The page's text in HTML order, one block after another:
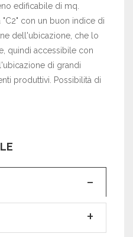
edificabile di mq.
con un buon indice di
dell'ubicazione, che lo
quindi accessibile con
di grandi
produttivi. Possibilità di